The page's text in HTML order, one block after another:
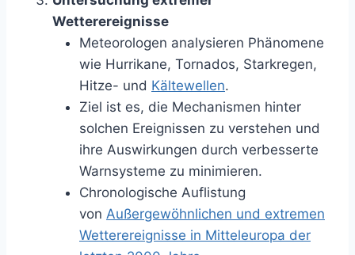
Wetterereignisse
Meteorologen analysieren Phänomene
wie Hurrikane, Tornados, Starkregen,
Hitze- und Kältewellen.
Ziel ist es, die Mechanismen hinter
solchen Ereignissen zu verstehen und
ihre Auswirkungen durch verbesserte
Warnsysteme zu minimieren.
Chronologische Auflistung
von Außergewöhnlichen und extremen
Wetterereignisse in Mitteleuropa der